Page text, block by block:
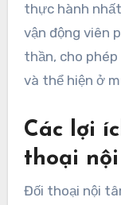
thực hành
vận động viên
thần, cho
và thể hiện ở
Các lợi
thoại
Đối thoại nội